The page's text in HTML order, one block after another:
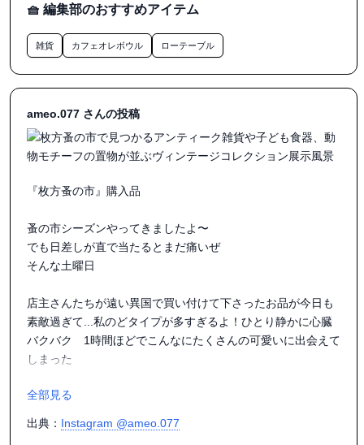
北摂蚤の市に出店させていただきます
よろしくお願いします。
・
・
#古道具 #アンティーク #蚤の市 #ヴィンテージ #ブロカント
🧺 編集部のおすすめアイテム
雑貨 カフェオレボウル ローテーブル
ameo.077 さんの投稿
『枚方蚤の市』購入品
蚤の市シーズンやってきましたよ〜
でも日差しが直で当たるとまだ痛いぜ
そんな土曜日
店主さんたちが遠い異国で買い付けて下さったお品が今日も
素敵過ぎて...私のどタイプが多すぎるよ！ひとり静かに心臓
バクバク　1時間ほどでこんなにたくさんの可愛いに出会えて
しまった
店主さんたちとの短くも楽しい会話
唯一無二の貴重な可愛いお品たち
蚤の市には今日もみんなニコニコ
全部見る
出典： Instagram @ameo.077